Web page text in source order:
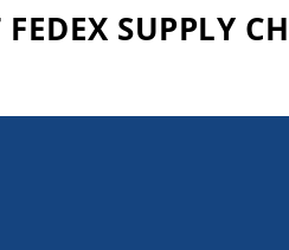
SUPPLY